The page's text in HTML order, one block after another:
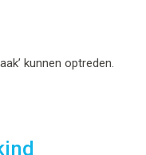
kunnen optreden.